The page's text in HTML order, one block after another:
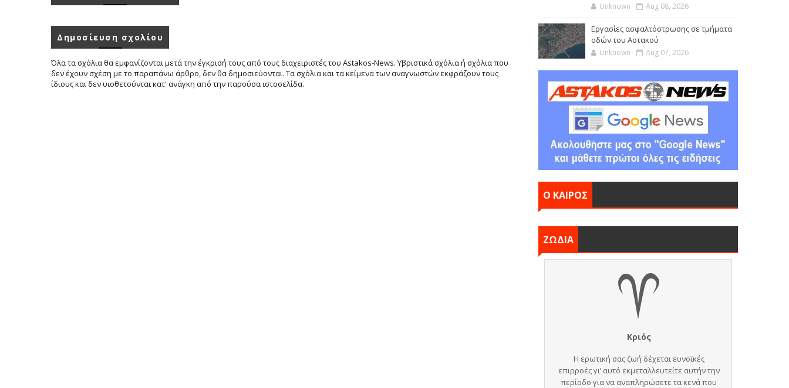
Δημοσίευση σχολίου
Όλα τα σχόλια θα εμφανίζονται μετά την έγκρισή τους από τους διαχειριστές του Astakos-News. Υβριστικά σχόλια ή σχόλια που
δεν έχουν σχέση με το παραπάνω άρθρο, δεν θα δημοσιεύονται. Τα σχόλια και τα κείμενα των αναγνωστών εκφράζουν τους
ίδιους και δεν υιοθετούνται κατ' ανάγκη από την παρούσα ιστοσελίδα.
Unknown Aug 08, 2026
Εργασίες ασφαλτόστρωσης σε τμήματα
οδών του Αστακού
Unknown Aug 07, 2026
Ο ΚΑΙΡΟΣ
ΖΩΔΙΑ